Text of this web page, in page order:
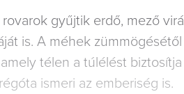
gyűjtik erdő, mező
is. A méhek
télen a túlélést
ismeri az emberiség is.